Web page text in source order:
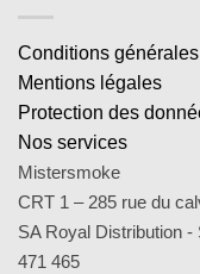
Conditions générales
Mentions légales
Protection des
Nos services
Mistersmoke
CRT 1 – 285 rue du
SA Royal Distribution -
471 465